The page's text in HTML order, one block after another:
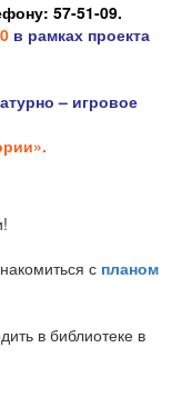
57-51-09.
0 в рамках проекта
– игровое
с планом
в библиотеке в